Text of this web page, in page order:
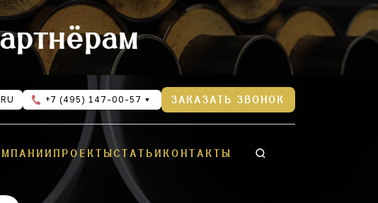
+7 (495) 147-00-57 ЗАКАЗАТЬ ЗВОНОК
ПРОЕКТЫСТАТЬИ КОНТАКТЫ